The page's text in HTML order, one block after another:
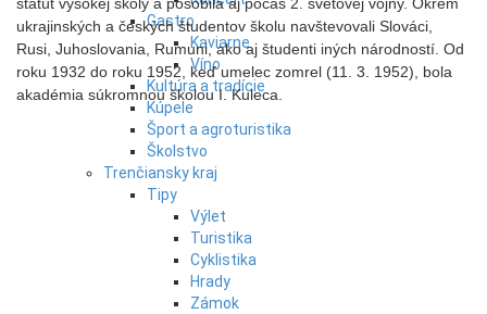
Gastro
Kaviarne
Víno
Kultúra a tradície
Kúpele
Šport a agroturistika
Školstvo
Trenčiansky kraj
Tipy
Výlet
Turistika
Cyklistika
Hrady
Zámok
ukrajinských a českých študentov školu navštevovali Slováci,
Rusi, Juhoslovania, Rumuni, ako aj študenti iných národností. Od
roku 1932 do roku 1952, keď umelec zomrel (11. 3. 1952), bola
akadémia súkromnou školou I. Kuleca.